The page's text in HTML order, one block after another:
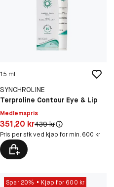
15 ml
SYNCHROLINE
Terproline Contour Eye & Lip
Medlemspris
Pris: 351,20 kr
351,20 krOriginal pris:
439 kr
Pris per stk ved kjøp for min. 600 kr
Spar 20%
Kjøp for 600 kr